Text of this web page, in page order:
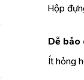
Hộp
Dễ bảo
Ít hỏng